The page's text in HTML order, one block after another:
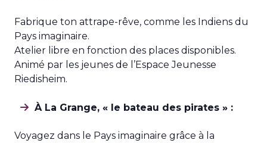
Fabrique ton attrape-rêve, comme les Indiens du
Pays imaginaire.
Atelier libre en fonction des places disponibles.
Animé par les jeunes de l’Espace Jeunesse
Riedisheim.
À La Grange, « le bateau des pirates » :
Voyagez dans le Pays imaginaire grâce à la